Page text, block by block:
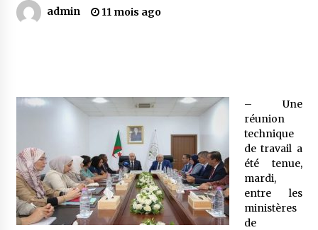
Le bouc de l’Au-delà
5 ans ago
Le monstrueux vieillard (Un récit du Sud
algérien)
5 ans ago
admin 11 mois ago
– Une
réunion
technique
de travail a
été tenue,
mardi,
entre les
ministères
de